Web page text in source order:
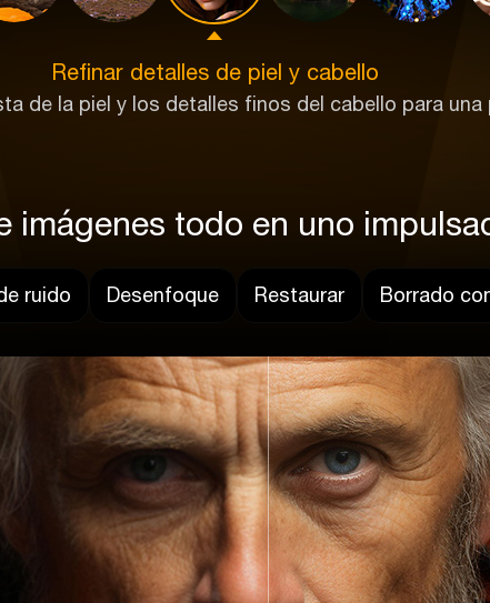
Refinar detalles de piel y cabello
de la piel y los detalles finos del cabello para
imágenes todo en uno
ruido Desenfoque Restaurar Borrado